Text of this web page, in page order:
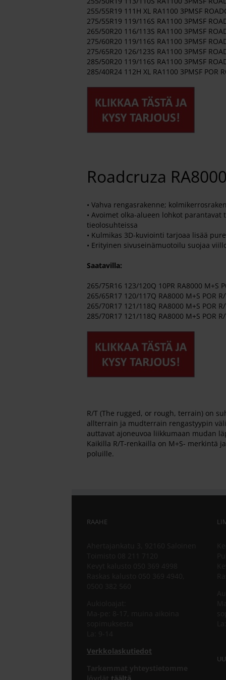
255/55R19 111H XL RA1100 3PMSF
275/55R19 119/116S RA1100 3PMSF
265/50R20 116/113S RA1100 3PMSF
275/60R20 119/116S RA1100 3PMSF
275/65R20 126/123S RA1100 3PMSF
285/50R20 119/116S RA1100 3PMSF
285/40R24 112H XL RA1100 3PMSF POR
Roadcruza
• Vahva rengasrakenne;
• Avoimet olka-alueen lohkot
tieolosuhteissa
• Kulmikas 3D-kuviointi tarjoaa lisää
• Erityinen sivuseinämuotoilu suojaa
Saatavilla:
265/75R16 123/120Q 10PR RA8000 M+S
265/65R17 120/117Q RA8000 M+S POR R/
265/70R17 121/118Q RA8000 M+S POR R/
285/70R17 121/118Q RA8000 M+S POR R/
R/T (The rugged, or rough, terrain) on
allterrain ja mudterrain rengastyypin
auttavat ajoneuvoa liikkumaan mudan
Kaikilla R/T-renkailla on M+S- merkintä
poluille.
RAAHE
Verkkolaskutiedot